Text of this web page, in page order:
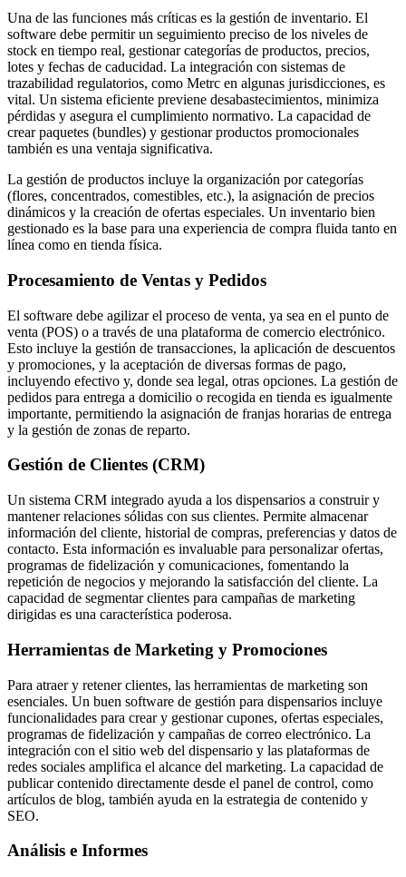
Una de las funciones más críticas es la gestión de inventario. El
software debe permitir un seguimiento preciso de los niveles de
stock en tiempo real, gestionar categorías de productos, precios,
lotes y fechas de caducidad. La integración con sistemas de
trazabilidad regulatorios, como Metrc en algunas jurisdicciones, es
vital. Un sistema eficiente previene desabastecimientos, minimiza
pérdidas y asegura el cumplimiento normativo. La capacidad de
crear paquetes (bundles) y gestionar productos promocionales
también es una ventaja significativa.
La gestión de productos incluye la organización por categorías
(flores, concentrados, comestibles, etc.), la asignación de precios
dinámicos y la creación de ofertas especiales. Un inventario bien
gestionado es la base para una experiencia de compra fluida tanto en
línea como en tienda física.
Procesamiento de Ventas y Pedidos
El software debe agilizar el proceso de venta, ya sea en el punto de
venta (POS) o a través de una plataforma de comercio electrónico.
Esto incluye la gestión de transacciones, la aplicación de descuentos
y promociones, y la aceptación de diversas formas de pago,
incluyendo efectivo y, donde sea legal, otras opciones. La gestión de
pedidos para entrega a domicilio o recogida en tienda es igualmente
importante, permitiendo la asignación de franjas horarias de entrega
y la gestión de zonas de reparto.
Gestión de Clientes (CRM)
Un sistema CRM integrado ayuda a los dispensarios a construir y
mantener relaciones sólidas con sus clientes. Permite almacenar
información del cliente, historial de compras, preferencias y datos de
contacto. Esta información es invaluable para personalizar ofertas,
programas de fidelización y comunicaciones, fomentando la
repetición de negocios y mejorando la satisfacción del cliente. La
capacidad de segmentar clientes para campañas de marketing
dirigidas es una característica poderosa.
Herramientas de Marketing y Promociones
Para atraer y retener clientes, las herramientas de marketing son
esenciales. Un buen software de gestión para dispensarios incluye
funcionalidades para crear y gestionar cupones, ofertas especiales,
programas de fidelización y campañas de correo electrónico. La
integración con el sitio web del dispensario y las plataformas de
redes sociales amplifica el alcance del marketing. La capacidad de
publicar contenido directamente desde el panel de control, como
artículos de blog, también ayuda en la estrategia de contenido y
SEO.
Análisis e Informes